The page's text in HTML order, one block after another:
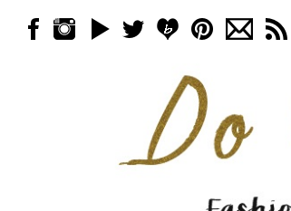
Skip to content